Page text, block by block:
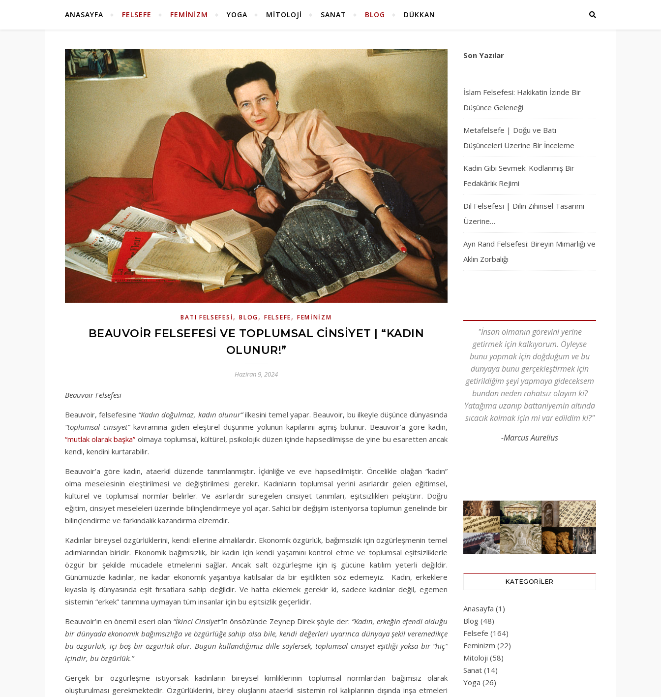
ANASAYFA FELSEFE FEMINIZM YOGA MITOLOJI SANAT BLOG DÜKKAN
BATI FELSEFESI,BLOG,FELSEFE, FEMINIZM
BEAUVOIR FELSEFESI VE TOPLUMSAL CINSIYET | “KADIN
OLUNUR!”
Haziran 9, 2024
Beauvoir Felsefesi
Beauvoir, felsefesine “Kadın doğulmaz, kadın olunur”ilkesini temel yapar. Beauvoir, bu ilkeyle düşünce dünyasında
“toplumsal cinsiyet”kavramına giden eleştirel düşünme yolunun kapılarını açmış bulunur. Beauvoir’a göre kadın,
“mutlak olarak başka” olmaya toplumsal, kültürel, psikolojik düzen içinde hapsedilmişse de yine bu esaretten ancak
kendi, kendini kurtarabilir.
Beauvoir’a göre kadın, ataerkil düzende tanımlanmıştır. İçkinliğe ve eve hapsedilmiştir. Öncelikle olağan “kadın”
olma meselesinin eleştirilmesi ve değiştirilmesi gerekir. Kadınların toplumsal yerini asırlardır gelen eğitimsel,
kültürel ve toplumsal normlar belirler. Ve asırlardır süregelen cinsiyet tanımları, eşitsizlikleri pekiştirir. Doğru
eğitim, cinsiyet meseleleri üzerinde bilinçlendirmeye yol açar. Sahici bir değişim isteniyorsa toplumun genelinde bir
bilinçlendirme ve farkındalık kazandırma elzemdir.
Kadınlar bireysel özgürlüklerini, kendi ellerine almalılardır. Ekonomik özgürlük, bağımsızlık için özgürleşmenin temel
adımlarından biridir. Ekonomik bağımsızlık, bir kadın için kendi yaşamını kontrol etme ve toplumsal eşitsizliklerle
özgür bir şekilde mücadele etmelerini sağlar. Ancak salt özgürleşme için iş gücüne katılım yeterli değildir.
Günümüzde kadınlar, ne kadar ekonomik yaşantıya katılsalar da bir eşitlikten söz edemeyiz. Kadın, erkeklere
kıyasla iş dünyasında eşit fırsatlara sahip değildir. Ve hatta eklemek gerekir ki, sadece kadınlar değil, egemen
sistemin “erkek” tanımına uymayan tüm insanlar için bu eşitsizlik geçerlidir.
Beauvoir’ın en önemli eseri olan “İkinci Cinsiyet”in önsözünde Zeynep Direk şöyle der: “Kadın, erkeğin efendi olduğu
bir dünyada ekonomik bağımsızlığa ve özgürlüğe sahip olsa bile, kendi değerleri uyarınca dünyaya şekil veremedikçe
bu özgürlük, içi boş bir özgürlük olur. Bugün kullandığımız dille söylersek, toplumsal cinsiyet eşitliği yoksa bir “hiç”
içindir, bu özgürlük.”
Gerçek bir özgürleşme istiyorsak kadınların bireysel kimliklerinin toplumsal normlardan bağımsız olarak
oluşturulması gerekmektedir. Özgürlüklerini, birey oluşlarını ataerkil sistemin rol kalıplarının dışında inşa etmeleri
Son Yazılar
İslam Felsefesi: Hakikatin İzinde Bir
Düşünce Geleneği
Metafelsefe | Doğu ve Batı
Düşünceleri Üzerine Bir İnceleme
Kadın Gibi Sevmek: Kodlanmış Bir
Fedakârlık Rejimi
Dil Felsefesi | Dilin Zihinsel Tasarımı
Üzerine…
Ayn Rand Felsefesi: Bireyin Mimarlığı ve
Aklın Zorbalığı
"İnsan olmanın görevini yerine
getirmek için kalkıyorum. Öyleyse
bunu yapmak için doğduğum ve bu
dünyaya bunu gerçekleştirmek için
getirildiğim şeyi yapmaya gideceksem
bundan neden rahatsız olayım ki?
Yatağıma uzanıp battaniyemin altında
sıcacık kalmak için mi var edildim ki?"
-Marcus Aurelius
KATEGORILER
Anasayfa (1)
Blog (48)
Felsefe (164)
Feminizm (22)
Mitoloji (58)
Sanat (14)
Yoga (26)